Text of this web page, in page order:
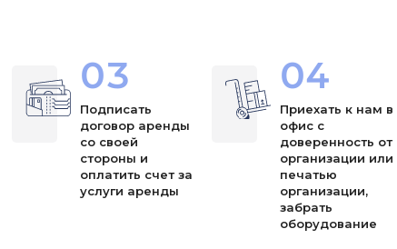
03
Подписать
договор аренды
со своей
стороны и
оплатить счет за
услуги аренды
04
Приехать к нам в
офис с
доверенность от
организации или
печатью
организации,
забрать
оборудование